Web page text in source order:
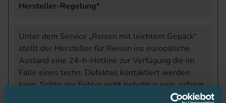
Hersteller-Regelung*
Unter dem Service „Reisen mit leichtem Gepäck“
stellt der Hersteller für Reisen ins europäische
Ausland eine 24-h-Hotline zur Verfügung die im
Falle eines techn. Defektes kontaktiert werden
kann. Sollte der Fehler nicht behebbar sein, erfolgt
ein Austausch der Pumpe am Urlaubsort bis